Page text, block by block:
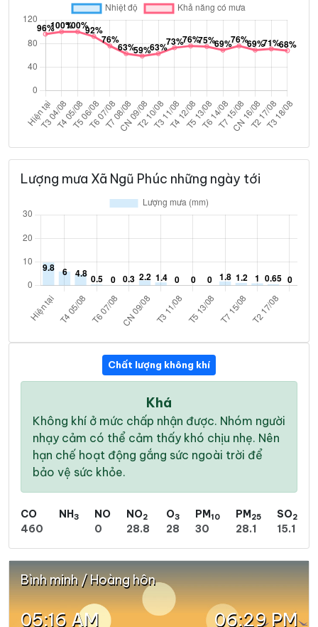
Lượng mưa Xã Ngũ Phúc những ngày tới
Chất lượng không khí
Khá
Không khí ở mức chấp nhận được. Nhóm người
nhạy cảm có thể cảm thấy khó chịu nhẹ. Nên
hạn chế hoạt động gắng sức ngoài trời để
bảo vệ sức khỏe.
CO
460
NH3
NO
0
NO2
28.8
O3
28
PM10
30
PM25
28.1
SO2
15.1
Bình minh / Hoàng hôn
05:16 AM 06:29 PM